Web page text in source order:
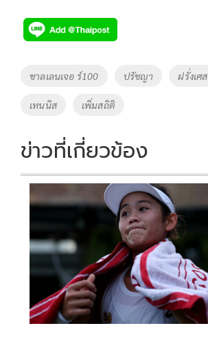
e
b
o
o
k
tt
er
p
y
n
k
Tags
ชาลเลนเจอ ร์100 ปรัชญา ฝรั่งเศส
เทนนิส เพิ่มสถิติ
ข่าวที่เกี่ยวข้อง